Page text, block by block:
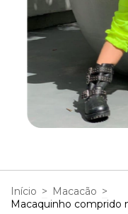
Início > Macacão >
Macaquinho comprido